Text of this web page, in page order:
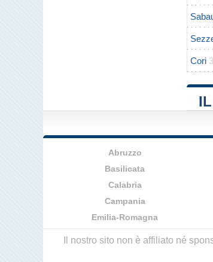
Cori
Abruzzo
Basilicata
Calabria
Campania
Emilia-Romagna
Il nostro sito non è affiliato né